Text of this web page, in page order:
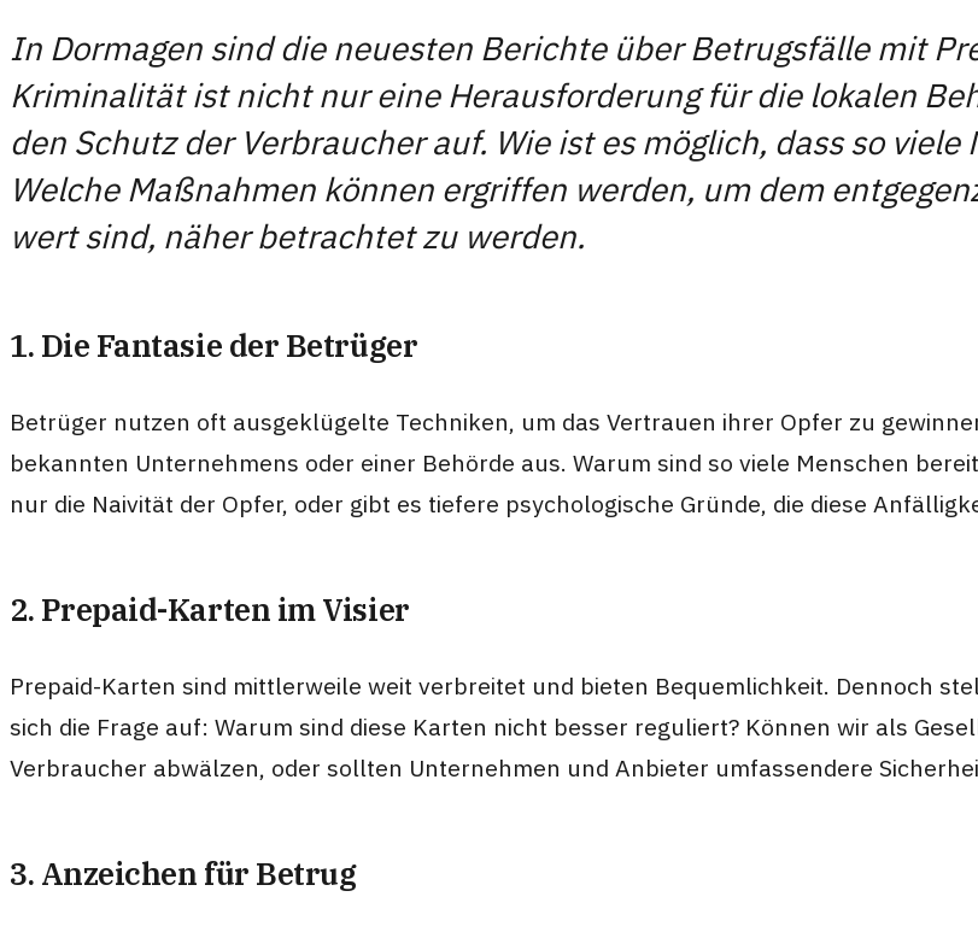
In Dormagen sind die neuesten Berichte über Betrugsfälle mit
Kriminalität ist nicht nur eine Herausforderung für die lokalen
den Schutz der Verbraucher auf. Wie ist es möglich, dass so
Welche Maßnahmen können ergriffen werden, um dem
wert sind, näher betrachtet zu werden.
1. Die Fantasie der Betrüger
Betrüger nutzen oft ausgeklügelte Techniken, um das Vertrauen ihrer Opfer zu
bekannten Unternehmens oder einer Behörde aus. Warum sind so viele Menschen
nur die Naivität der Opfer, oder gibt es tiefere psychologische Gründe, die diese
2. Prepaid-Karten im Visier
Prepaid-Karten sind mittlerweile weit verbreitet und bieten Bequemlichkeit. Dennoch
sich die Frage auf: Warum sind diese Karten nicht besser reguliert? Können wir als
Verbraucher abwälzen, oder sollten Unternehmen und Anbieter umfassendere
3. Anzeichen für Betrug